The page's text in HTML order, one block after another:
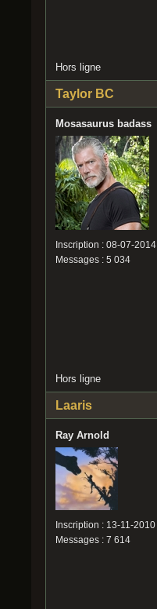
Hors ligne
Taylor BC
Mosasaurus badass
Inscription : 08-07-2014
Messages : 5 034
Hors ligne
Laaris
Ray Arnold
Inscription : 13-11-2010
Messages : 7 614